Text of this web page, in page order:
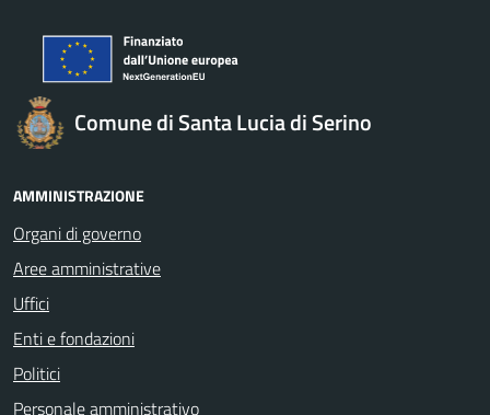
Comune di Santa Lucia di Serino
AMMINISTRAZIONE
Organi di governo
Aree amministrative
Uffici
Enti e fondazioni
Politici
Personale amministrativo